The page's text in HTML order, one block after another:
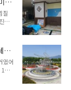
다
고
. 다
특
질
주
찜
제
제
-
계
였어
1시
면